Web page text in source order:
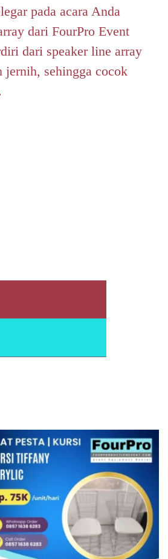
pada acara Anda
dari FourPro Event
dari speaker line array
jernih, sehingga cocok